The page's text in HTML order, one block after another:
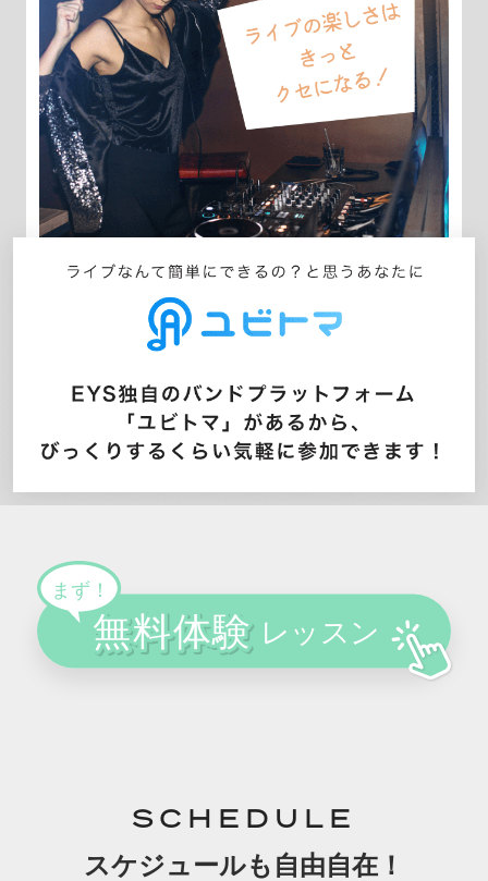
SCHEDULE
スケジュールも自由自在！